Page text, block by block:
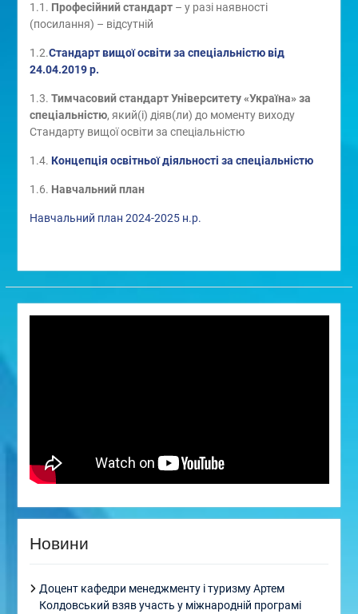
1.1. Професійний стандарт– у разі наявності
(посилання) – відсутній
1.2.Стандарт вищої освіти за спеціальністю від
24.04.2019 р.
1.3. Тимчасовий стандарт Університету «Україна» за
спеціальністю, який(і) діяв(ли) до моменту виходу
Стандарту вищої освіти за спеціальністю
1.4. Концепція освітньої діяльності за спеціальністю
1.6. Навчальний план
Навчальний план 2024-2025 н.р.
Новини
Доцент кафедри менеджменту і туризму Артем
Колдовський взяв участь у міжнародній програмі